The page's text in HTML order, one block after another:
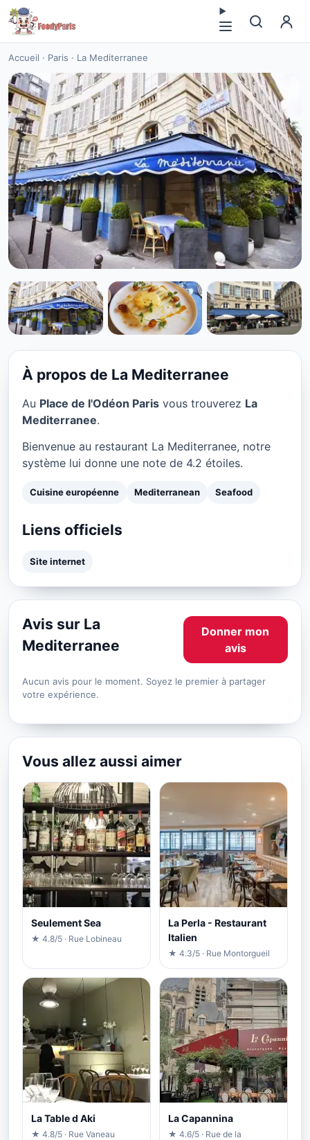
Accueil · Paris · La Mediterranee
CUISINE EUROPÉENNE
La Mediterranee à Paris
★ 4.2/5
À propos de La Mediterranee
Au Place de l'Odéon Paris vous trouverez La
Mediterranee.
Bienvenue au restaurant La Mediterranee, notre
système lui donne une note de 4.2 étoiles.
Cuisine européenne Mediterranean Seafood
Liens officiels
Site internet
Avis sur La
Mediterranee
Donner mon
avis
Aucun avis pour le moment. Soyez le premier à partager
votre expérience.
Vous allez aussi aimer
Seulement Sea
★ 4.8/5 · Rue Lobineau
La Perla - Restaurant
Italien
★ 4.3/5 · Rue Montorgueil
La Table d Aki
★ 4.8/5 · Rue Vaneau
La Capannina
★ 4.6/5 · Rue de la